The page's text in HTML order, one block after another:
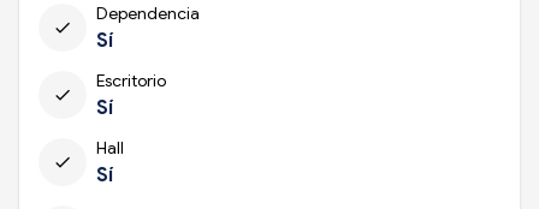
check
Dependencia
Sí
check
Escritorio
Sí
check
Hall
Sí